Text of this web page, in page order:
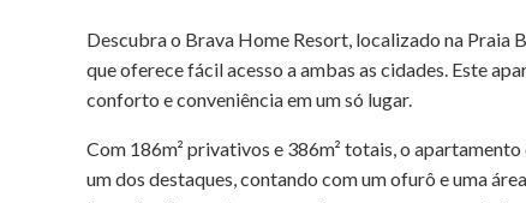
Descubra o Brava Home Resort, localizado na Praia
que oferece fácil acesso a ambas as cidades. Este
conforto e conveniência em um só lugar.
Com 186m² privativos e 386m² totais, o
um dos destaques, contando com um ofurô e uma